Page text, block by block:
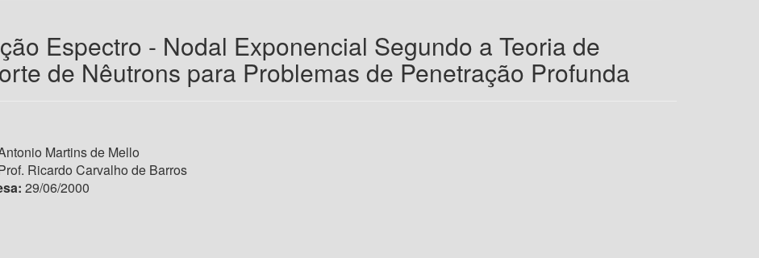
Espectro - Nodal Exponencial Segundo a Teoria de
de Nêutrons para Problemas de Penetração Profunda
Martins de Mello
Ricardo Carvalho de Barros
29/06/2000